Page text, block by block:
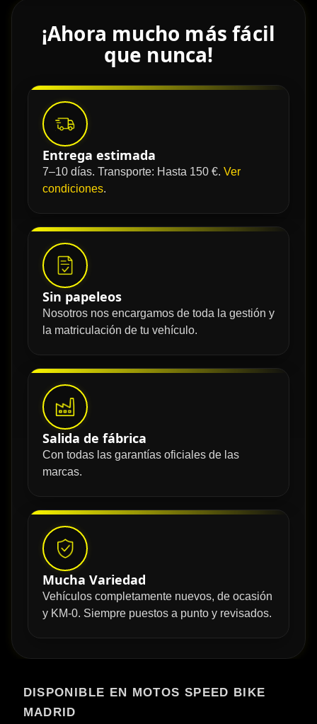
¡Ahora mucho más fácil
que nunca!
Entrega estimada
7–10 días. Transporte: Hasta 150 €. Ver
condiciones.
Sin papeleos
Nosotros nos encargamos de toda la gestión y
la matriculación de tu vehículo.
Salida de fábrica
Con todas las garantías oficiales de las
marcas.
Mucha Variedad
Vehículos completamente nuevos, de ocasión
y KM-0. Siempre puestos a punto y revisados.
DISPONIBLE EN MOTOS SPEED BIKE
MADRID